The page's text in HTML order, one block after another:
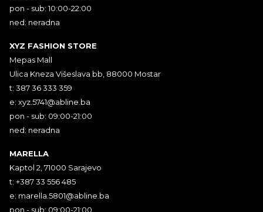
pon - sub: 10:00-22:00
ned: neradna
XYZ FASHION STORE
Mepas Mall
Ulica Kneza Višeslava bb, 88000 Mostar
t: 387 36 333 359
e: xyz.5741@abline.ba
pon - sub: 09:00-21:00
ned: neradna
MARELLA
Kaptol 2, 71000 Sarajevo
t: +387 33 556 485
e: marella.5801@abline.ba
pon - sub: 09:00-21:00